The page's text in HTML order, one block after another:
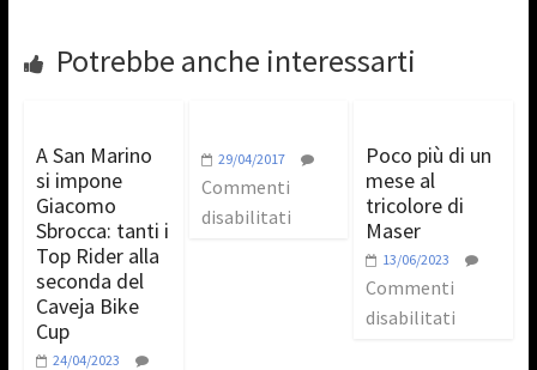
Potrebbe anche interessarti
A San Marino
si impone
Giacomo
Sbrocca: tanti i
Top Rider alla
seconda del
Caveja Bike
Cup
24/04/2023
29/04/2017
Commenti
disabilitati
Poco più di un
mese al
tricolore di
Maser
13/06/2023
Commenti
disabilitati